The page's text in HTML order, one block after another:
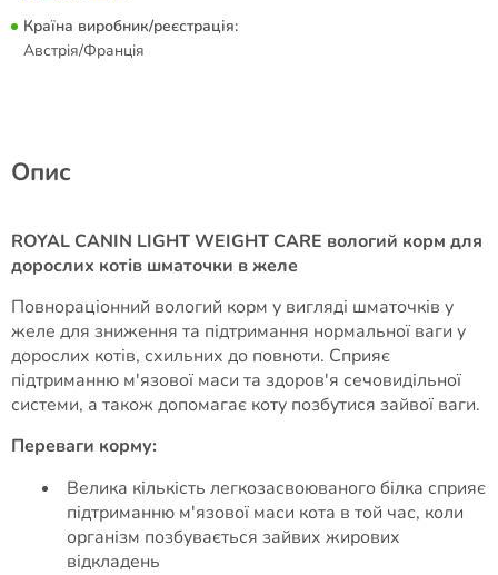
Країна виробник/реєстрація:
Австрія/Франція
Опис
ROYAL CANIN LIGHT WEIGHT CARE вологий корм для
дорослих котів шматочки в желе
Повнораціонний вологий корм у вигляді шматочків у
желе для зниження та підтримання нормальної ваги у
дорослих котів, схильних до повноти. Сприяє
підтриманню м'язової маси та здоров'я сечовидільної
системи, а також допомагає коту позбутися зайвої ваги.
Переваги корму:
Велика кількість легкозасвоюваного білка сприяє
підтриманню м'язової маси кота в той час, коли
організм позбувається зайвих жирових
відкладень